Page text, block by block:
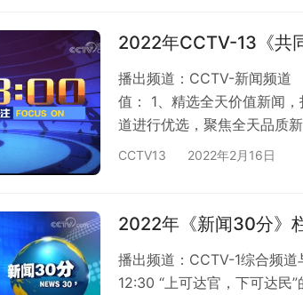
台。而CCTV13又是央视唯
2022年CCTV-13《共
播出频道：CCTV-新闻频
值： 1、精选全天价值新闻
道进行优选，聚焦全天品质
表达方式，力求为观众奉上
是最具投资价值的新闻时段
CCTV13 2022年2月16日
2022年《新闻30分》
播出频道：CCTV-1综合频
12:30 “上可达官，下可达民